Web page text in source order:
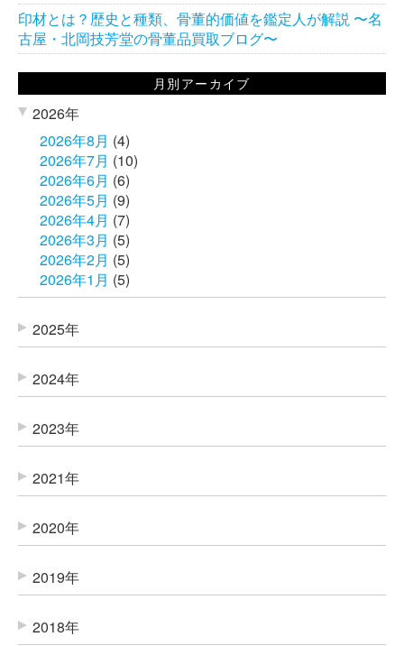
印材とは？歴史と種類、骨董的価値を鑑定人が解説 〜名
古屋・北岡技芳堂の骨董品買取ブログ〜
月別アーカイブ
2026年
2026年8月 (4)
2026年7月 (10)
2026年6月 (6)
2026年5月 (9)
2026年4月 (7)
2026年3月 (5)
2026年2月 (5)
2026年1月 (5)
2025年
2024年
2023年
2021年
2020年
2019年
2018年